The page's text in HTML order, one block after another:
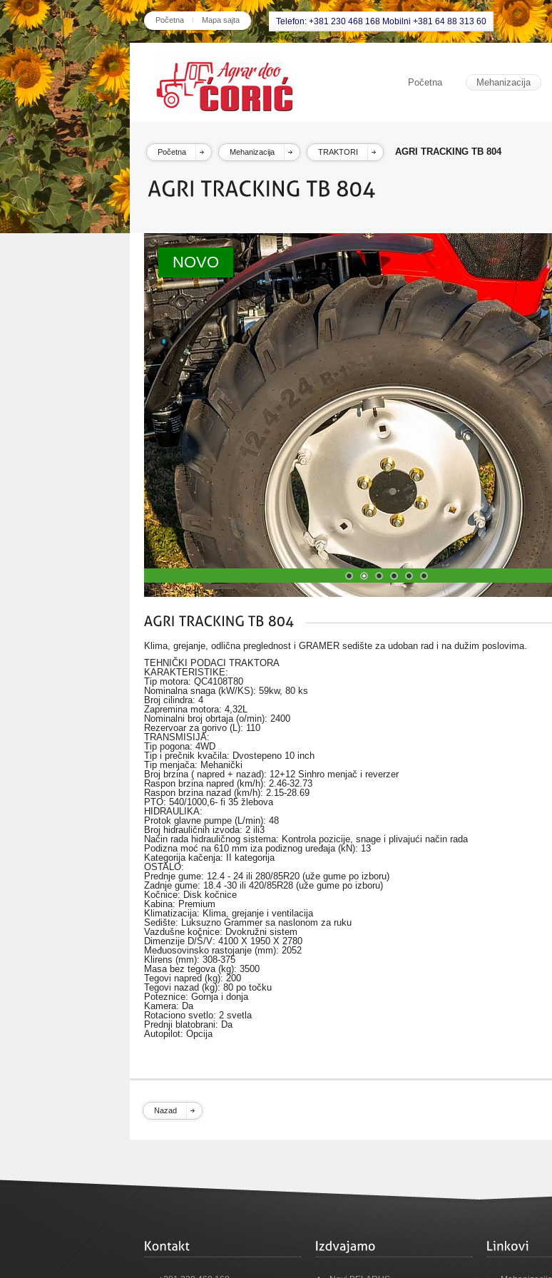
Početna Mapa sajta Telefon: +381 230 468 168 Mobilni +381 64 88 313 60
Početna Mehanizacija
Početna Mehanizacija TRAKTORI AGRI TRACKING TB 804
NOVO
Klima, grejanje, odlična preglednost i GRAMER sedište za udoban rad i na dužim poslovima.
TEHNIČKI PODACI TRAKTORA
KARAKTERISTIKE:
Tip motora: QC4108T80
Nominalna snaga (kW/KS): 59kw, 80 ks
Broj cilindra: 4
Zapremina motora: 4,32L
Nominalni broj obrtaja (o/min): 2400
Rezervoar za gorivo (L): 110
TRANSMISIJA:
Tip pogona: 4WD
Tip i prečnik kvačila: Dvostepeno 10 inch
Tip menjača: Mehanički
Broj brzina ( napred + nazad): 12+12 Sinhro menjač i reverzer
Raspon brzina napred (km/h): 2.46-32.73
Raspon brzina nazad (km/h): 2.15-28.69
PTO: 540/1000,6- fi 35 žlebova
HIDRAULIKA:
Protok glavne pumpe (L/min): 48
Broj hidrauličnih izvoda: 2 ili3
Način rada hidrauličnog sistema: Kontrola pozicije, snage i plivajući način rada
Podizna moć na 610 mm iza podiznog uređaja (kN): 13
Kategorija kačenja: II kategorija
OSTALO:
Prednje gume: 12.4 - 24 ili 280/85R20 (uže gume po izboru)
Zadnje gume: 18.4 -30 ili 420/85R28 (uže gume po izboru)
Kočnice: Disk kočnice
Kabina: Premium
Klimatizacija: Klima, grejanje i ventilacija
Sedište: Luksuzno Grammer sa naslonom za ruku
Vazdušne kočnice: Dvokružni sistem
Dimenzije D/Š/V: 4100 X 1950 X 2780
Međuosovinsko rastojanje (mm): 2052
Klirens (mm): 308-375
Masa bez tegova (kg): 3500
Tegovi napred (kg): 200
Tegovi nazad (kg): 80 po točku
Poteznice: Gornja i donja
Kamera: Da
Rotaciono svetlo: 2 svetla
Prednji blatobrani: Da
Autopilot: Opcija
Nazad